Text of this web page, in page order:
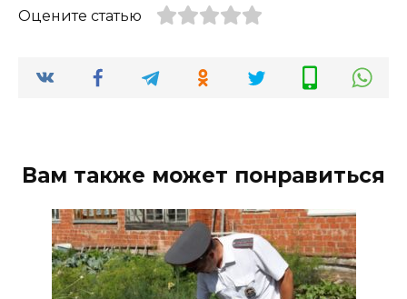
Оцените статью
Вам также может понравиться